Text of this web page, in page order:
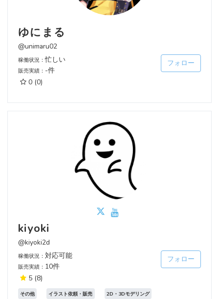
ゆにまる
@unimaru02
稼働状況：忙しい
販売実績： -件
0 (0)
フォロー
kiyoki
@kiyoki2d
稼働状況： 対応可能
販売実績： 10件
5 (8)
フォロー
その他 イラスト依頼・販売 2D・3Dモデリング